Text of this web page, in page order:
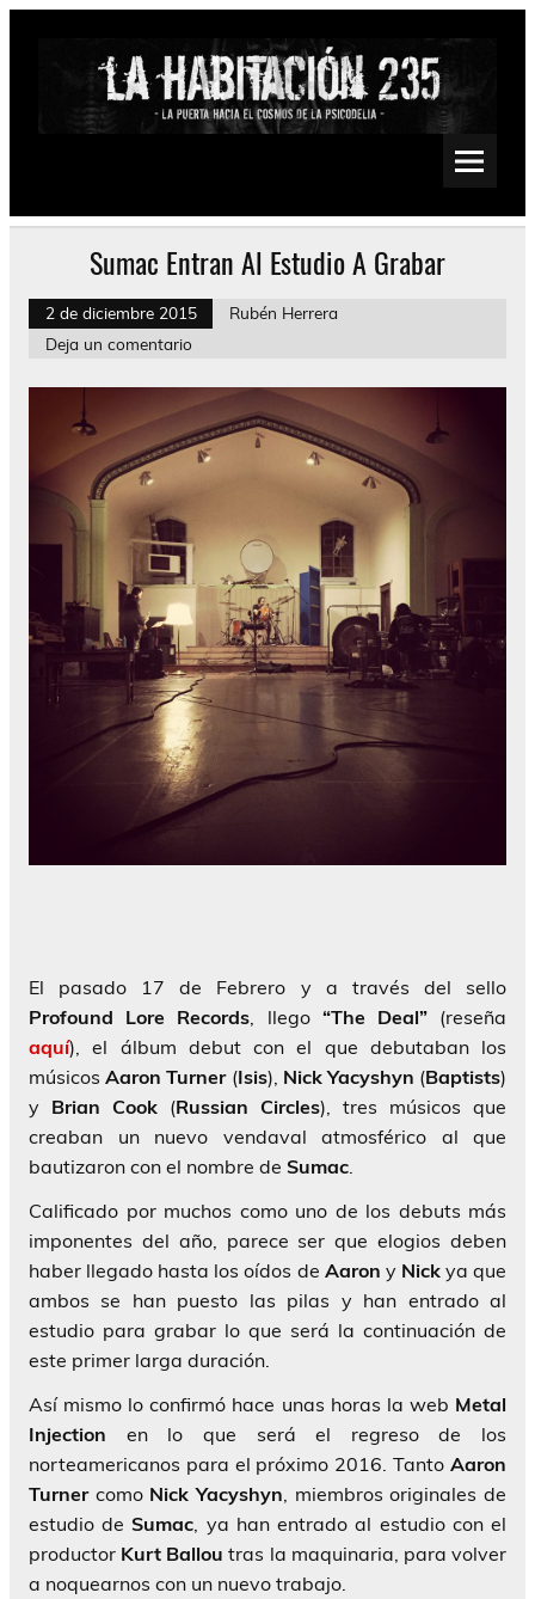
Saltar
Psychedelic, Stoner, Doom, Sludge, Fuzz, Space, Drone
Sumac Entran Al Estudio A Grabar
2 de diciembre 2015
Rubén Herrera
Deja un comentario
El pasado 17 de Febrero y a través del sello
Profound Lore Records, llego “The Deal”(reseña
aquí), el álbum debut con el que debutaban los
músicosAaron Turner(Isis), Nick Yacyshyn (Baptists)
y Brian Cook (Russian Circles), tres músicos que
creaban un nuevo vendaval atmosférico al que
bautizaron con el nombre de Sumac.
Calificado por muchos como uno de los debuts más
imponentes del año, parece ser que elogios deben
haber llegado hasta los oídos de Aaron y Nickya que
ambos se han puesto las pilas y han entrado al
estudio para grabar lo que será la continuación de
este primer larga duración.
Así mismo lo confirmó hace unas horas la web Metal
Injection en lo que será el regreso de los
norteamericanos para el próximo 2016. Tanto Aaron
Turnercomo Nick Yacyshyn, miembros originales de
estudio deSumac, ya han entrado al estudio con el
productor Kurt Ballou tras la maquinaria, para volver
a noquearnos con un nuevo trabajo.